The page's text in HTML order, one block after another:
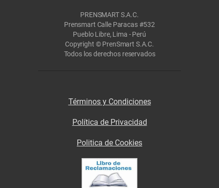
PRENSMART S.A.C.
Prensmart Calle Paracas #532
Pueblo Libre, Lima - Perú
Copyright © PrenSmart S.A.C.
Todos los derechos reservados
Términos y Condiciones
Política de Privacidad
Politica de Cookies